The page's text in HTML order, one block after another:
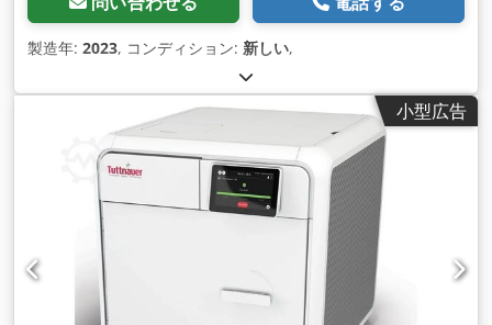
製造年: 2023, コンディション: 新しい,
小型広告